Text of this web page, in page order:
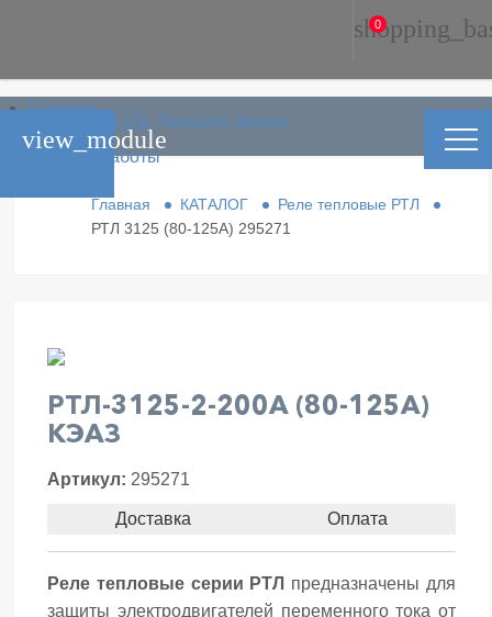
phone_in_talk Заказать звонок
Главная
Каталог
Условия работы
0
Главная КАТАЛОГ
Реле тепловые РТЛ
РТЛ 3125 (80-125А) 295271
РТЛ-3125-2-200А (80-125А)
КЭАЗ
Артикул: 295271
Доставка Оплата
Реле тепловые серии РТЛ предназначены для
защиты электродвигателей переменного тока от
view_module